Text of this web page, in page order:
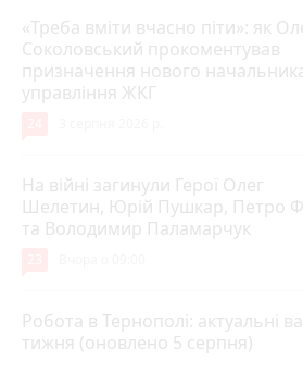
«Треба вміти вчасно піти»: як
Соколовський прокоментував
призначення нового
управління ЖКГ
На війні загинули Герої Олег
Шелетин, Юрій Пушкар, Петро
та Володимир Паламарчук
Робота в Тернополі: актуальні
тижня (оновлено 5 серпня)